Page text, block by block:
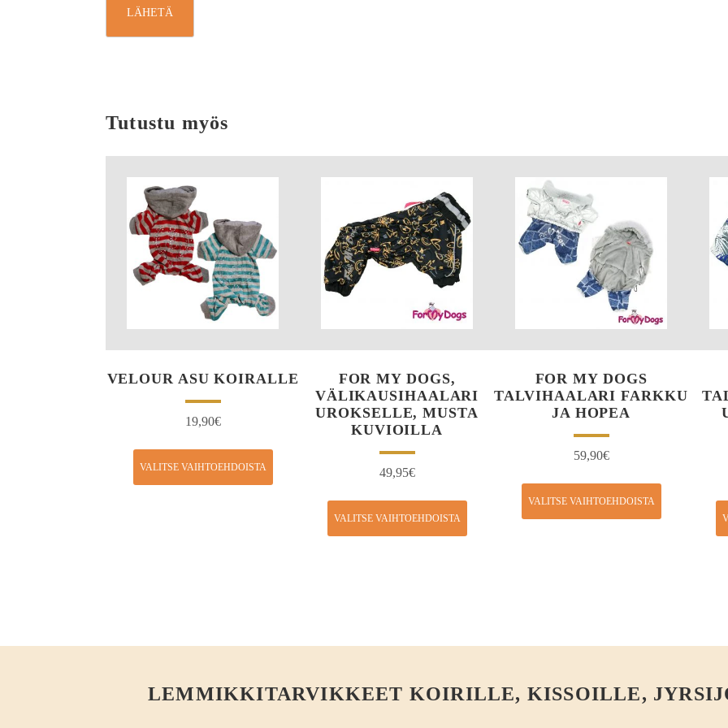
Tutustu myös
VELOUR ASU KOIRALLE
19,90€
VALITSE VAIHTOEHDOISTA
FOR MY DOGS,
VÄLIKAUSIHAALARI
UROKSELLE, MUSTA
KUVIOILLA
49,95€
VALITSE VAIHTOEHDOISTA
FOR MY DOGS
TALVIHAALARI FARKKU
JA HOPEA
59,90€
VALITSE VAIHTOEHDOISTA
LEMMIKKITARVIKKEET KOIRILLE, KISSOILLE,